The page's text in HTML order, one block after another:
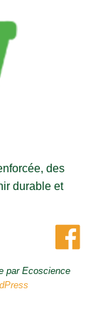
des
durable et
par Ecoscience